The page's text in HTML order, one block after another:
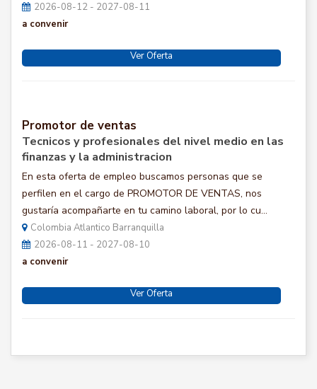
2026-08-12 - 2027-08-11
a convenir
Ver Oferta
Promotor de ventas
Tecnicos y profesionales del nivel medio en las
finanzas y la administracion
En esta oferta de empleo buscamos personas que se
perfilen en el cargo de PROMOTOR DE VENTAS, nos
gustaría acompañarte en tu camino laboral, por lo cu...
Colombia Atlantico Barranquilla
2026-08-11 - 2027-08-10
a convenir
Ver Oferta